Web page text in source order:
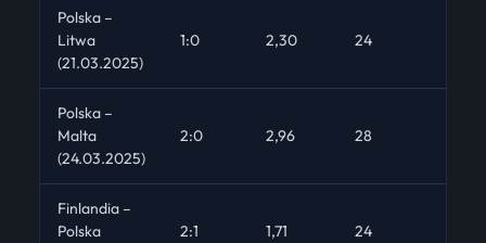
Polska –
Litwa
(21.03.2025)
1:0 2,30 24
Polska –
Malta
(24.03.2025)
2:0 2,96 28
Finlandia –
Polska
2:1 1,71 24